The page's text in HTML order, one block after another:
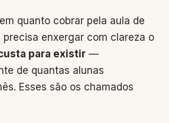
quanto cobrar pela aula de
enxergar com clareza o
para existir —
de quantas alunas
Esses são os chamados